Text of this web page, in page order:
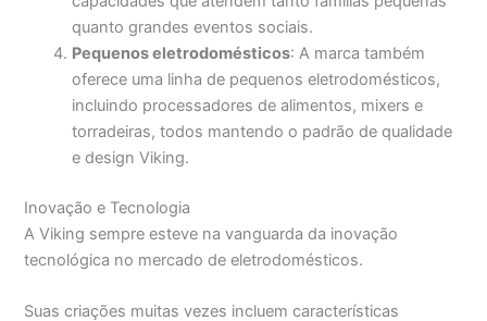
quanto grandes eventos sociais.
Pequenos eletrodomésticos: A marca também
oferece uma linha de pequenos eletrodomésticos,
incluindo processadores de alimentos, mixers e
torradeiras, todos mantendo o padrão de qualidade
e design Viking.
Inovação e Tecnologia
A Viking sempre esteve na vanguarda da inovação
tecnológica no mercado de eletrodomésticos.
Suas criações muitas vezes incluem características